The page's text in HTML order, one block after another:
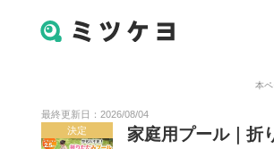
本
最終更新日：2026/08/04
決定
家庭用プール｜折